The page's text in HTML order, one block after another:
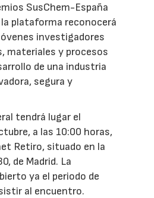
SusChem-España
plataforma reconocerá
investigadores
materiales y procesos
de una industria
segura y
tendrá lugar el
a las 10:00 horas,
Retiro, situado en la
de Madrid. La
ya el periodo de
al encuentro.